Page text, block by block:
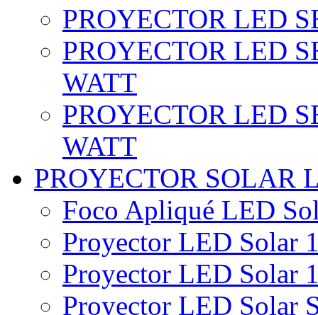
PROYECTOR LED
PROYECTOR LED
WATT
PROYECTOR LED
WATT
PROYECTOR SOLAR
Foco Apliqué LED
Proyector LED Solar
Proyector LED Solar
Proyector LED Solar